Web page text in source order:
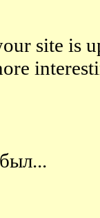
site is